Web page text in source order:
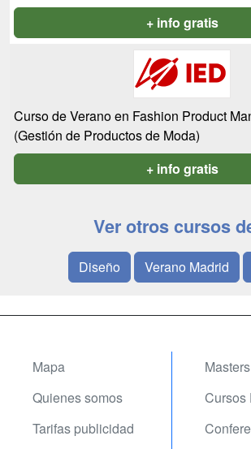
+ info gratis
Curso de Verano en Fashion Product
(Gestión de Productos de Moda)
+ info gratis
Ver otros cursos
Diseño Verano Madrid
Mapa
Quienes somos
Tarifas publicidad
Cursos